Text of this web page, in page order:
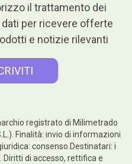
il trattamento dei
dati per ricevere offerte
e notizie rilevanti
registrato di Milimetrado
Finalità: invio di informazioni
consenso.Destinatari: i
di accesso, rettifica e